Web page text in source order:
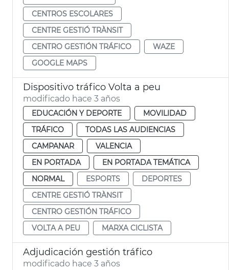
CENTROS ESCOLARES
CENTRE GESTIÓ TRÀNSIT
CENTRO GESTIÓN TRÁFICO
WAZE
GOOGLE MAPS
Dispositivo tráfico Volta a peu
modificado hace 3 años
EDUCACIÓN Y DEPORTE
MOVILIDAD
TRÁFICO
TODAS LAS AUDIENCIAS
CAMPANAR
VALENCIA
EN PORTADA
EN PORTADA TEMÁTICA
NORMAL
ESPORTS
DEPORTES
CENTRE GESTIÓ TRÀNSIT
CENTRO GESTIÓN TRÁFICO
VOLTA A PEU
MARXA CICLISTA
Adjudicación gestión tráfico
modificado hace 3 años